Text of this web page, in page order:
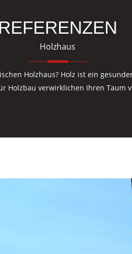
Holzhaus
Holzhaus? Holz ist ein
Holzbau verwirklichen Ihren Taum